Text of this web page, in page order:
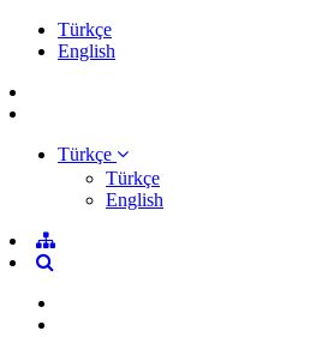
Türkçe
English
Türkçe
Türkçe
English